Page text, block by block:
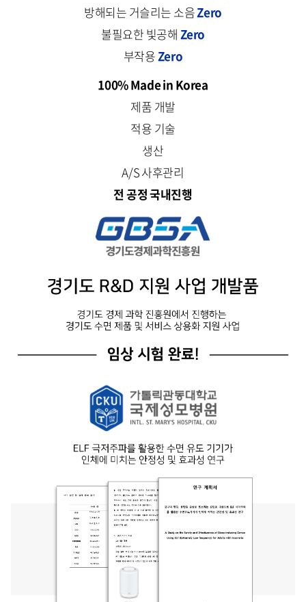
방해되는 거슬리는 소음Zero
불필요한 빛공해 Zero
부작용Zero
100% Made in Korea
제품 개발
적용 기술
생산
A/S 사후관리
전 공정 국내진행